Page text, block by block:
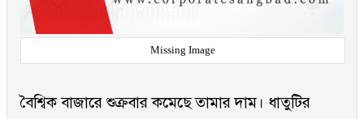
Missing Image
বৈশ্বিক বাজারে শুক্রবার কমেছে তামার দাম। ধাতুটির